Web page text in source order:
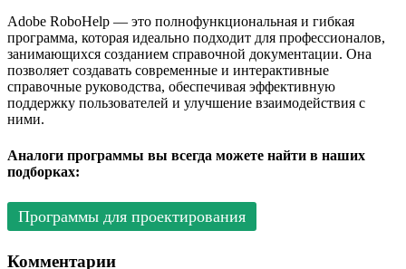
Adobe RoboHelp — это полнофункциональная и гибкая
программа, которая идеально подходит для профессионалов,
занимающихся созданием справочной документации. Она
позволяет создавать современные и интерактивные
справочные руководства, обеспечивая эффективную
поддержку пользователей и улучшение взаимодействия с
ними.
Аналоги программы вы всегда можете найти в наших
подборках:
Программы для проектирования
Комментарии